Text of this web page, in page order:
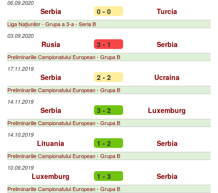
06.09.2020
Serbia 0 - 0 Turcia
Liga Naţiunilor - Grupa a 3-a - Seria B
03.09.2020
Rusia 3 - 1 Serbia
Preliminariile Campionatului European - Grupa B
17.11.2019
Serbia 2 - 2 Ucraina
Preliminariile Campionatului European - Grupa B
14.11.2019
Serbia 3 - 2 Luxemburg
Preliminariile Campionatului European - Grupa B
14.10.2019
Lituania 1 - 2 Serbia
Preliminariile Campionatului European - Grupa B
10.09.2019
Luxemburg 1 - 3 Serbia
Preliminariile Campionatului European - Grupa B